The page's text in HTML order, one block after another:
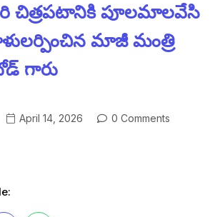
చిత్రపటానికి పూలమాలవేసి
మాజీ మంత్రి
గారు
April 14, 2026 0 Comments